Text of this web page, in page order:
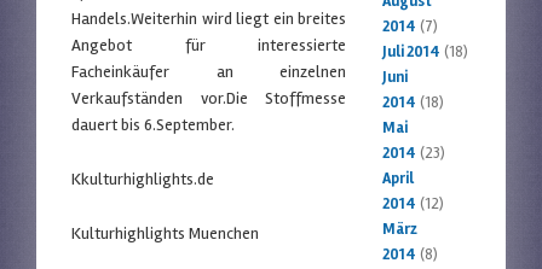
Handels.Weiterhin wird liegt ein breites
Angebot für interessierte
Facheinkäufer an einzelnen
Verkaufständen vor.Die Stoffmesse
dauert bis 6.September.
Kkulturhighlights.de
Kulturhighlights Muenchen
2014 (7)
Juli 2014 (18)
Juni
2014 (18)
Mai
2014 (23)
April
2014 (12)
März
2014 (8)